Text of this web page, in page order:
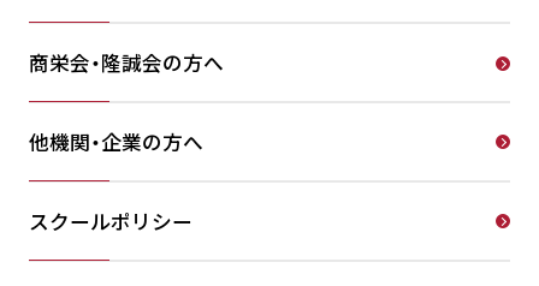
商栄会・隆誠会の方へ
他機関・企業の方へ
スクールポリシー